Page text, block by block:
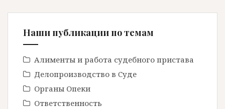
Наши публикации по темам
Алименты и работа судебного пристава
Делопроизводство в Cуде
Органы Опеки
Ответственность